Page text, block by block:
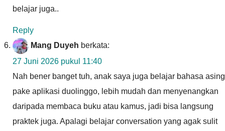
belajar juga..
Reply
Mang Duyeh berkata:
27 Juni 2026 pukul 11:40
Nah bener banget tuh, anak saya juga belajar bahasa asing
pake aplikasi duolinggo, lebih mudah dan menyenangkan
daripada membaca buku atau kamus, jadi bisa langsung
praktek juga. Apalagi belajar conversation yang agak sulit